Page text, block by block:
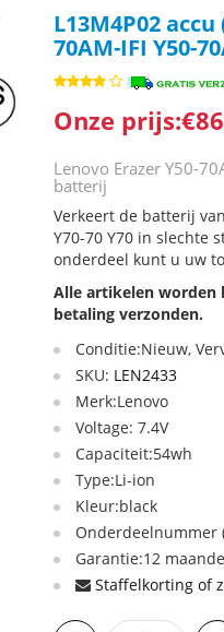
L13M4P02
70AM-IFI Y50-
Onze
Lenovo Erazer Y50-
batterij
Verkeert de batterij
Y70-70 Y70 in slechte
onderdeel kunt u uw
Alle artikelen worden
betaling verzonden.
Conditie:Nieuw,
SKU: LEN2433
Merk:Lenovo
Voltage: 7.4V
Capaciteit:54wh
Type:Li-ion
Kleur:black
Onderdeelnummer
Garantie:12
Staffelkorting of